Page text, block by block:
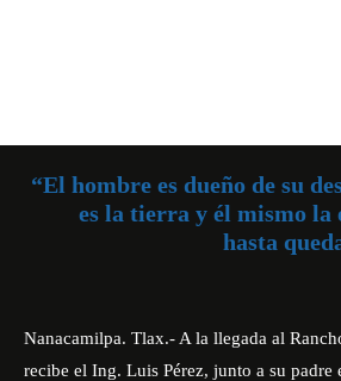
“El hombre es dueño de su
es la tierra y él mismo la
hasta
Nanacamilpa. Tlax.- A la llegada al
recibe el Ing. Luis Pérez, junto a su padre